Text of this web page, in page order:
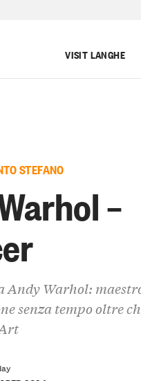
VISIT LANGHE
STEFANO
–
Andy Warhol:
senza tempo oltre